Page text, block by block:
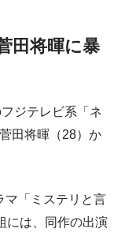
田将暉に暴
ジテレビ系「ネ
田将暉（28）か
マ「ミステリと言
には、同作の出演